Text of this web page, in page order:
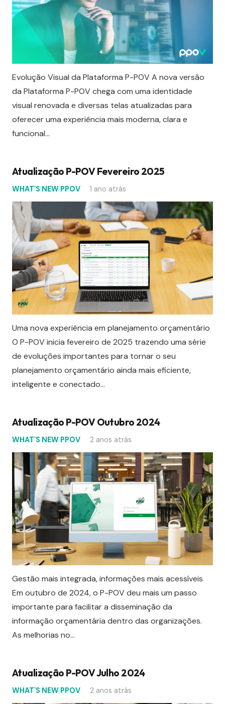
Evolução Visual da Plataforma P-POV A nova versão
da Plataforma P-POV chega com uma identidade
visual renovada e diversas telas atualizadas para
oferecer uma experiência mais moderna, clara e
funcional…
Atualização P-POV Fevereiro 2025
WHAT`S NEW PPOV 1 ano atrás
Uma nova experiência em planejamento orçamentário
O P-POV inicia fevereiro de 2025 trazendo uma série
de evoluções importantes para tornar o seu
planejamento orçamentário ainda mais eficiente,
inteligente e conectado…
Atualização P-POV Outubro 2024
WHAT`S NEW PPOV 2 anos atrás
Gestão mais integrada, informações mais acessíveis
Em outubro de 2024, o P-POV deu mais um passo
importante para facilitar a disseminação da
informação orçamentária dentro das organizações.
As melhorias no…
Atualização P-POV Julho 2024
WHAT`S NEW PPOV 2 anos atrás